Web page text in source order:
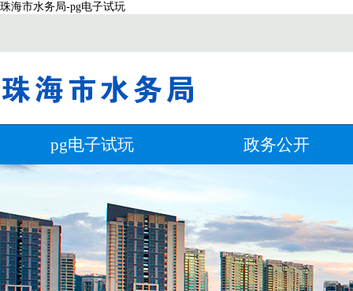
珠海市水务局-pg电子试玩
pg电子试玩 政务公开